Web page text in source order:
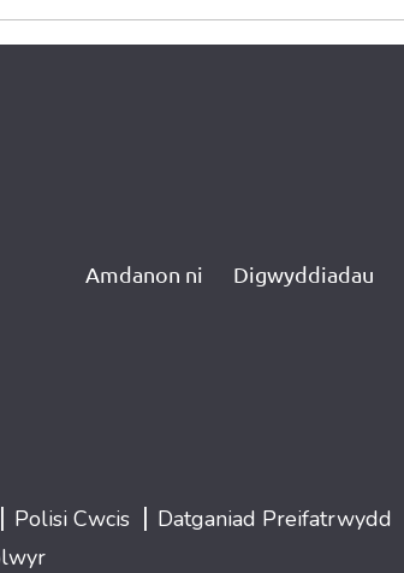
Amdanon ni Digwyddiadau
| Polisi Cwcis | Datganiad Preifatrwydd